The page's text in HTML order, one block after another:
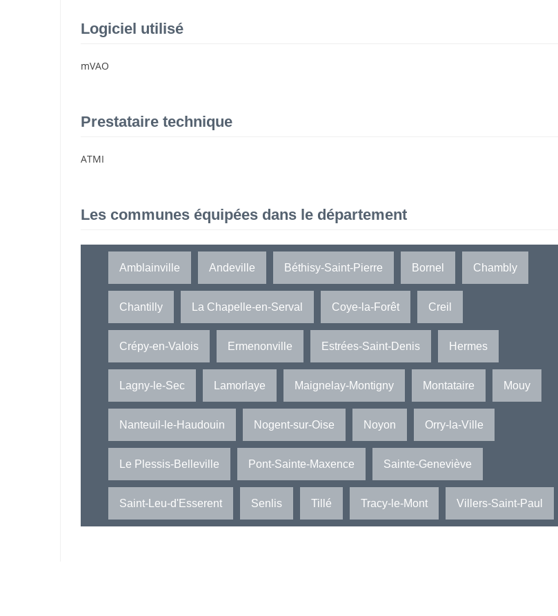
Logiciel utilisé
mVAO
Prestataire technique
ATMI
Les communes équipées dans le département
Amblainville Andeville Béthisy-Saint-Pierre Bornel Chambly
Chantilly La Chapelle-en-Serval Coye-la-Forêt Creil
Crépy-en-Valois Ermenonville Estrées-Saint-Denis Hermes
Lagny-le-Sec Lamorlaye Maignelay-Montigny Montataire Mouy
Nanteuil-le-Haudouin Nogent-sur-Oise Noyon Orry-la-Ville
Le Plessis-Belleville Pont-Sainte-Maxence Sainte-Geneviève
Saint-Leu-d'Esserent Senlis Tillé Tracy-le-Mont Villers-Saint-Paul